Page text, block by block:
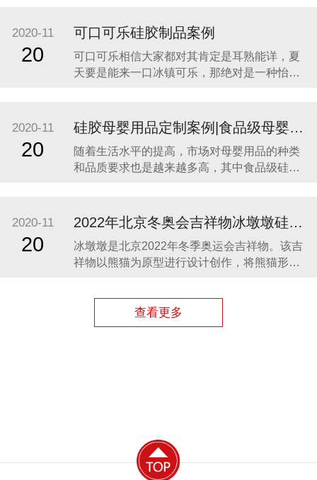
价格最合理，服务最贴心，正如两年来多次合
作一样。众盛硅胶不是硅胶制品行业内最好
的，但绝对是他合作过众多硅胶制品
2020-11
20
可口可乐硅胶制品案例
可口可乐相信大家都对其肯定是耳熟能详，夏
天要是能来一口冰镇可乐，那绝对是一种怡神
关联呢？ 2014年可口可乐找到我们的时候，我
们也是非常的惊讶，以为是在开玩笑。他们却
很认真的告诉我们，他们想开发一款创意有代
2020-11
20
硅胶母婴用品定制案例|食品级母婴硅胶制品
随着生活水平的提高，市场对母婴用品的种类
和品质要求也是越来越多高，其中食品级硅胶
品的的主要材料之一。众盛硅胶厂家在硅胶制
品行业深耕23年，生产的硅胶母婴用品全球使
用用户超百万。 今天我们就来分享几款热卖的
硅胶母婴
2020-11
20
2022年北京冬奥会吉祥物冰墩墩硅胶制品生产案例
冰墩墩是北京2022年冬季奥运会吉祥物。该吉
祥物以熊猫为原型进行设计创作，将熊猫形象
心，奥运组委会将吉祥物冰墩墩放到东莞生
产，而众盛硅胶也有幸参与了冰墩墩的生产制
查看更多